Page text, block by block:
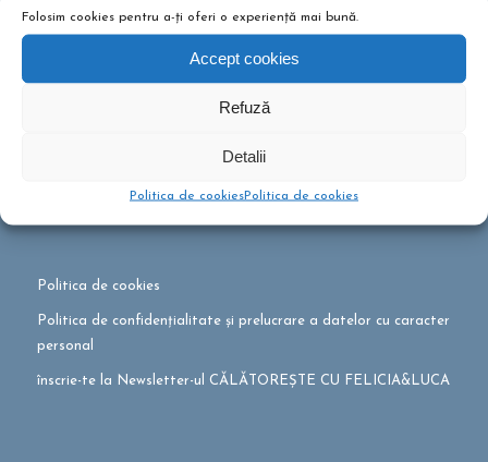
Folosim cookies pentru a-ți oferi o experiență mai bună.
Accept cookies
Refuză
Detalii
Politica de cookiesPolitica de cookies
Politica de cookies
Politica de confidențialitate și prelucrare a datelor cu caracter
personal
înscrie-te la Newsletter-ul CĂLĂTOREȘTE CU FELICIA&LUCA